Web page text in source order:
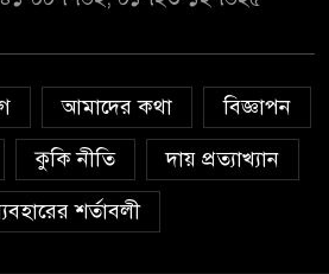
সরকার,প্রবাসীদের বিনিয়োগের
চাঁদপুরে মাটির নিচে গাঁজার ড্রাম,
মাদক কারবারি আটক
লুটপাট ও পাচারমুখী বাজেট
সংশোধনের দাবিতে ফরিদগঞ্জে
আমাদের কথা
বিজ্ঞাপন
কুকি নীতি
দায় প্রত্যাখ্যান
শর্তাবলী